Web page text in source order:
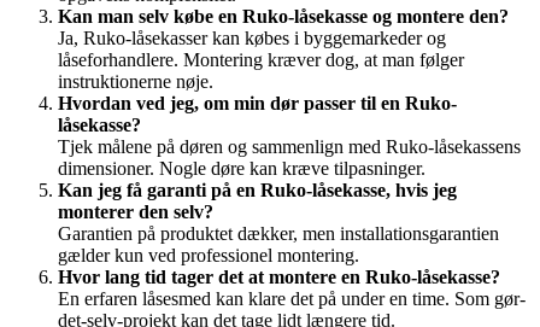
Kan man selv købe en Ruko-låsekasse og montere den?
Ja, Ruko-låsekasser kan købes i byggemarkeder og
låseforhandlere. Montering kræver dog, at man følger
instruktionerne nøje.
Hvordan ved jeg, om min dør passer til en Ruko-
låsekasse?
Tjek målene på døren og sammenlign med Ruko-låsekassens
dimensioner. Nogle døre kan kræve tilpasninger.
Kan jeg få garanti på en Ruko-låsekasse, hvis jeg
monterer den selv?
Garantien på produktet dækker, men installationsgarantien
gælder kun ved professionel montering.
Hvor lang tid tager det at montere en Ruko-låsekasse?
En erfaren låsesmed kan klare det på under en time. Som gør-
det-selv-projekt kan det tage lidt længere tid.